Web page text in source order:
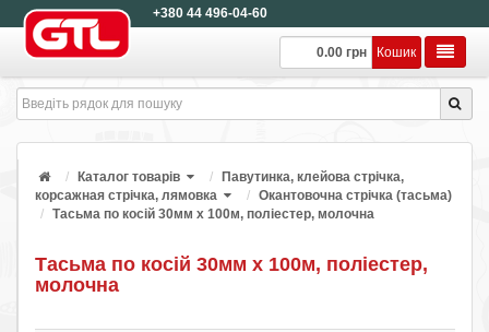
+380 44 496-04-60
0.00 грн Кошик
Каталог товарів
Павутинка, клейова стрічка,
корсажная стрічка, лямовка
Окантовочна стрічка (тасьма)
Тасьма по косій 30мм х 100м, поліестер, молочна
Тасьма по косій 30мм х 100м, поліестер,
молочна